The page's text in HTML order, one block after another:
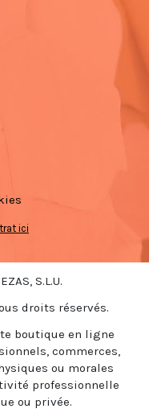
ici
S.L.U.
droits réservés.
boutique en ligne
commerces,
ou morales
professionnelle
ou privée.